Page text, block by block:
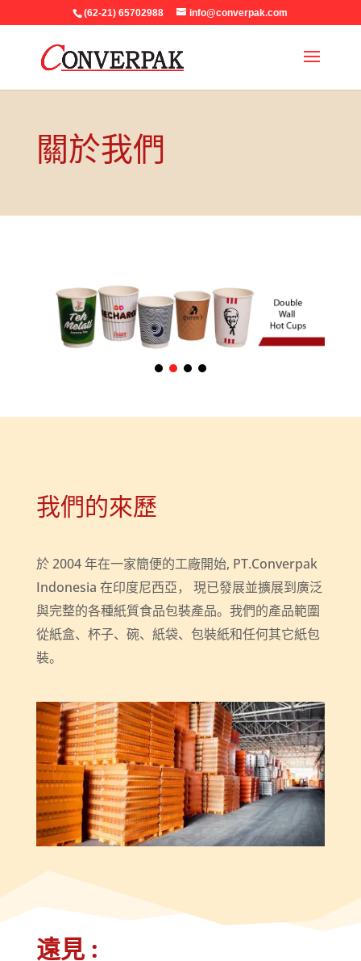
(62-21) 65702988 info@converpak.com
關於我們
我們的來歷
於 2004 年在一家簡便的工廠開始, PT.Converpak
Indonesia 在印度尼西亞， 現已發展並擴展到廣泛
與完整的各種紙質食品包裝產品。我們的產品範圍
從紙盒、杯子、碗、紙袋、包裝紙和任何其它紙包
裝。
遠見 :